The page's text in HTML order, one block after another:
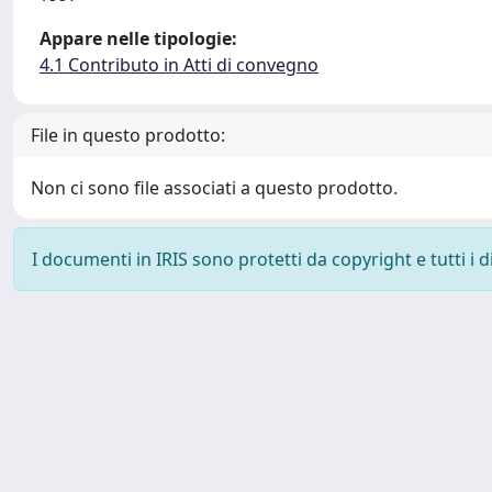
Appare nelle tipologie:
4.1 Contributo in Atti di convegno
File in questo prodotto:
Non ci sono file associati a questo prodotto.
I documenti in IRIS sono protetti da copyright e tutti i